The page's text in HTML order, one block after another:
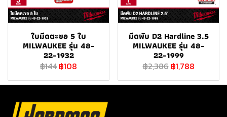
ใบมีดตะขอ 5 ใบ
MILWAUKEE รุ่น 48-
22-1932
฿144 ฿108
มีดพับ D2 Hardline 3.5
MILWAUKEE รุ่น 48-
22-1999
฿2,386 ฿1,788